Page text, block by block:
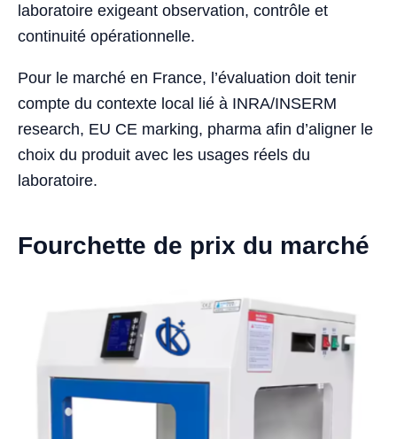
laboratoire exigeant observation, contrôle et
continuité opérationnelle.
Pour le marché en France, l’évaluation doit tenir
compte du contexte local lié à INRA/INSERM
research, EU CE marking, pharma afin d’aligner le
choix du produit avec les usages réels du
laboratoire.
Fourchette de prix du marché